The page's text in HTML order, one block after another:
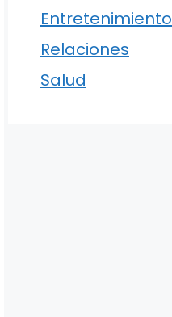
Entretenimiento
Relaciones
Salud